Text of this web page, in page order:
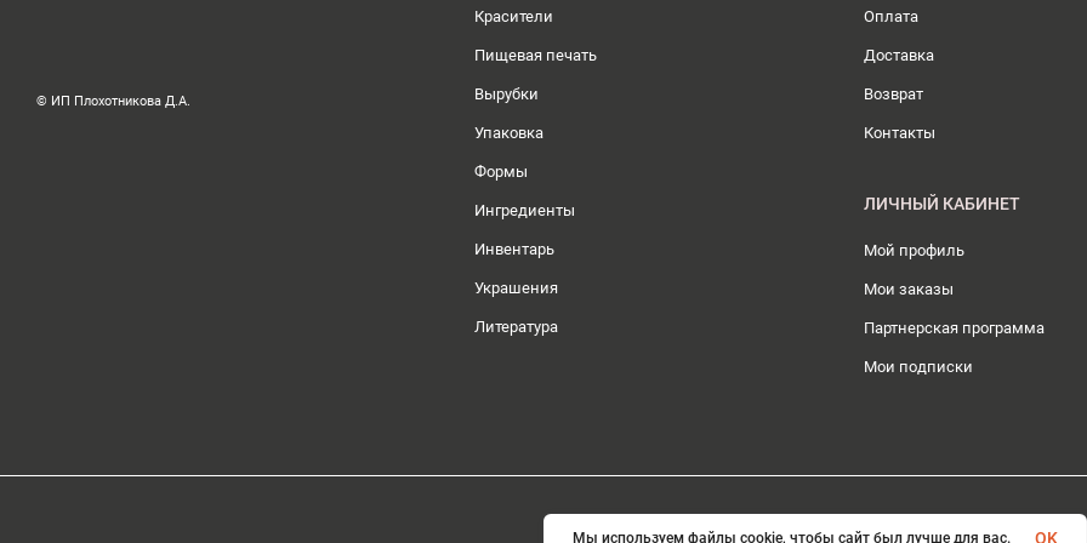
© ИП Плохотникова Д.А.
Красители
Пищевая печать
Вырубки
Упаковка
Формы
Ингредиенты
Инвентарь
Украшения
Литература
Оплата
Доставка
Возврат
Контакты
ЛИЧНЫЙ КАБИНЕТ
Мой профиль
Мои заказы
Партнерская программа
Мои подписки
Мы используем файлы cookie, чтобы сайт был лучше для вас.
OK